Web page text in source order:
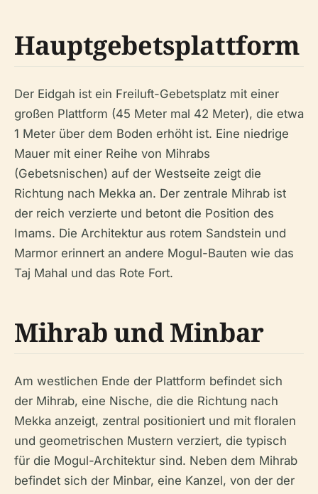
Hauptgebetsplattform
Der Eidgah ist ein Freiluft-Gebetsplatz mit einer
großen Plattform (45 Meter mal 42 Meter), die etwa
1 Meter über dem Boden erhöht ist. Eine niedrige
Mauer mit einer Reihe von Mihrabs
(Gebetsnischen) auf der Westseite zeigt die
Richtung nach Mekka an. Der zentrale Mihrab ist
der reich verzierte und betont die Position des
Imams. Die Architektur aus rotem Sandstein und
Marmor erinnert an andere Mogul-Bauten wie das
Taj Mahal und das Rote Fort.
Mihrab und Minbar
Am westlichen Ende der Plattform befindet sich
der Mihrab, eine Nische, die die Richtung nach
Mekka anzeigt, zentral positioniert und mit floralen
und geometrischen Mustern verziert, die typisch
für die Mogul-Architektur sind. Neben dem Mihrab
befindet sich der Minbar, eine Kanzel, von der der